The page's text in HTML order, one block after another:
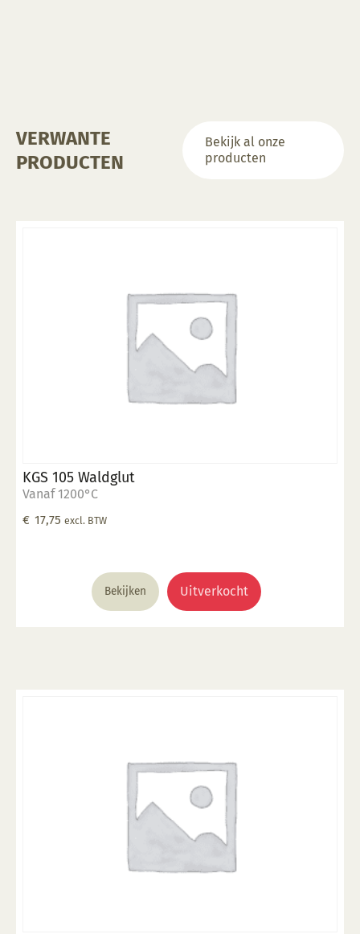
VERWANTE
PRODUCTEN
Bekijk al onze
producten
KGS 105 Waldglut
Vanaf 1200°C
€ 17,75 excl. BTW
Bekijken Uitverkocht